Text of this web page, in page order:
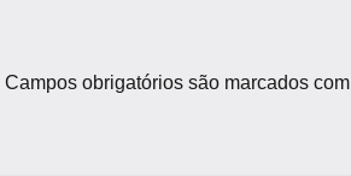
Campos obrigatórios são marcados com